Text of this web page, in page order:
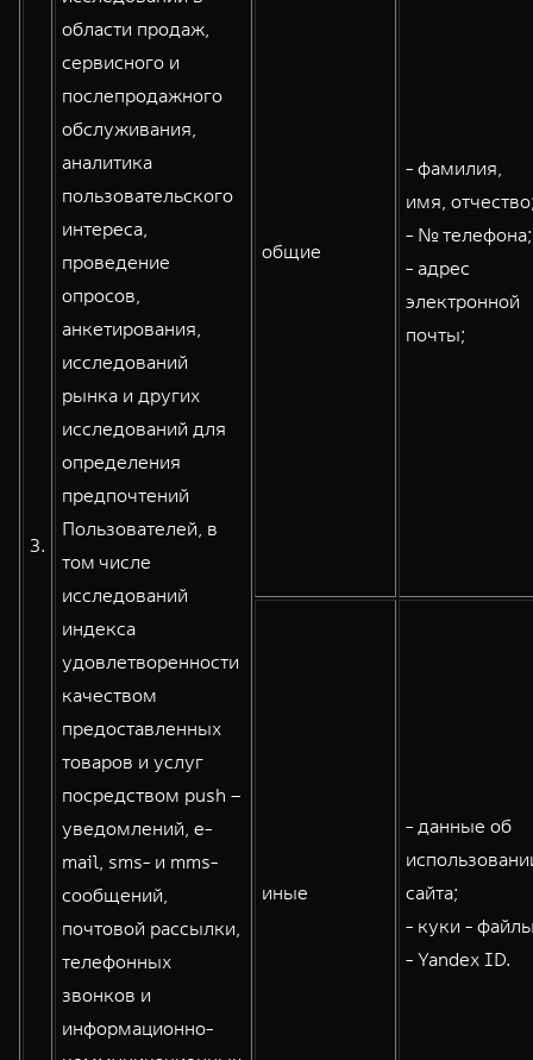
3.
области продаж,
сервисного и
послепродажного
обслуживания,
аналитика
пользовательского
интереса,
проведение
опросов,
анкетирования,
исследований
рынка и других
исследований для
определения
предпочтений
Пользователей, в
том числе
исследований
индекса
удовлетворенности
качеством
предоставленных
товаров и услуг
посредством push –
уведомлений, e-
mail, sms- и mms-
сообщений,
почтовой рассылки,
телефонных
звонков и
информационно-
общие
- фамилия,
имя,
- № телефона;
- адрес
электронной
почты;
иные
- данные об
сайта;
- куки -
- Yandex ID.